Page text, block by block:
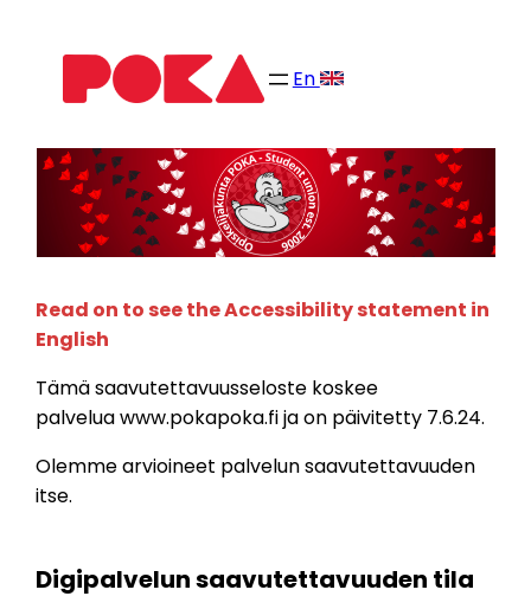
sisältöön
En
Read on to see the Accessibility statement in
English
Tämä saavutettavuusseloste koskee
palvelua www.pokapoka.fi ja on päivitetty 7.6.24.
Olemme arvioineet palvelun saavutettavuuden
itse.
Digipalvelun saavutettavuuden tila